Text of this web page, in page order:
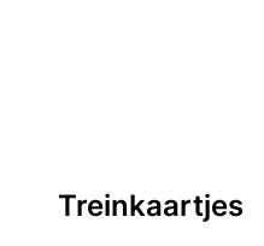
Treinkaartjes